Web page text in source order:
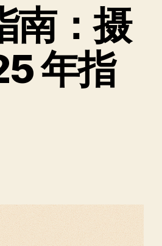
南：摄
年指